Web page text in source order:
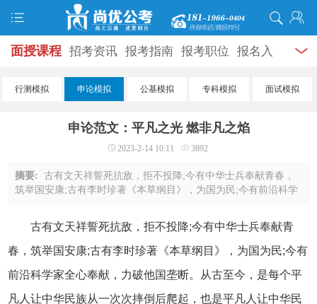
面授课程 招考资讯 报考指南 报考职位 报名入
口 打准考证 成绩查询 面试公告 录用公示 辅导
学员风采 名师团队
服务信息
行测模拟 申论模拟 公基模拟 专科模拟 面试模拟
申论范文：平凡之光 燃非凡之焰
2023-2-14 10:11 3892
摘要:古有文天祥誓死抗敌，拒不投降;今有中华士兵奉献青春，
筑举国安康;古有李时珍著《本草纲目》，为国为民;今有前沿科学
族从一次次摔倒后爬起，也是平凡人让 ...
古有文天祥誓死抗敌，拒不投降;今有中华士兵奉献青
春，筑举国安康;古有李时珍著《本草纲目》，为国为民;今有
前沿科学家全心奉献，力破他国垄断。从古至今，是每个平
凡人让中华民族从一次次摔倒后爬起，也是平凡人让中华民